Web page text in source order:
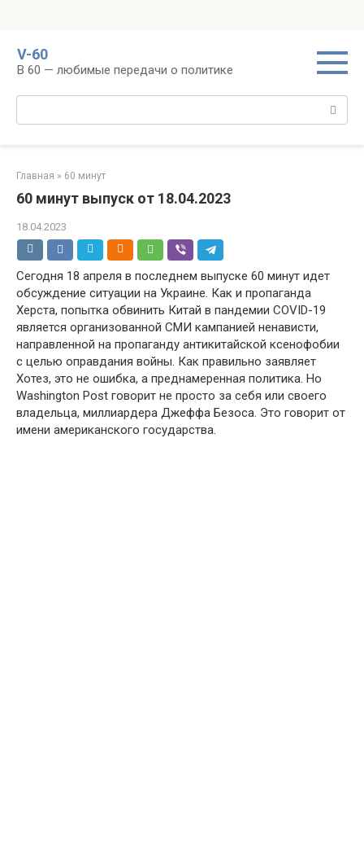
контенту
V-60
В 60 — любимые передачи о политике
Поиск:
Главная » 60 минут
60 минут выпуск от 18.04.2023
18.04.2023
Сегодня 18 апреля в последнем выпуске 60 минут идет
обсуждение ситуации на Украине. Как и пропаганда
Херста, попытка обвинить Китай в пандемии COVID-19
является организованной СМИ кампанией ненависти,
направленной на пропаганду антикитайской ксенофобии
с целью оправдания войны. Как правильно заявляет
Хотез, это не ошибка, а преднамеренная политика. Но
Washington Post говорит не просто за себя или своего
владельца, миллиардера Джеффа Безоса. Это говорит от
имени американского государства.